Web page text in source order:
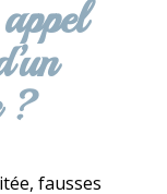
?
fausses